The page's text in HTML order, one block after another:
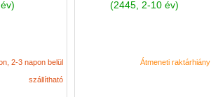
2-3 napon belül
szállítható
(2445, 2-10 év)
Átmeneti raktárhiány